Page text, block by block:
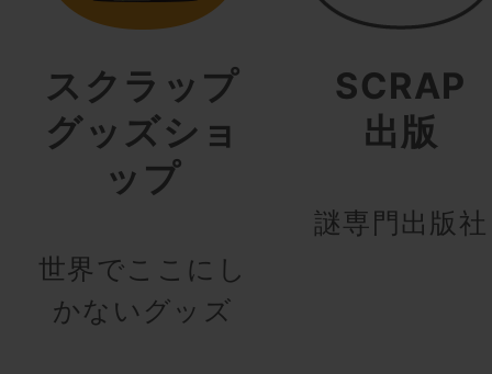
スクラップ
グッズショ
ップ
世界でここにし
かないグッズ
SCRAP
出版
謎専門出版社